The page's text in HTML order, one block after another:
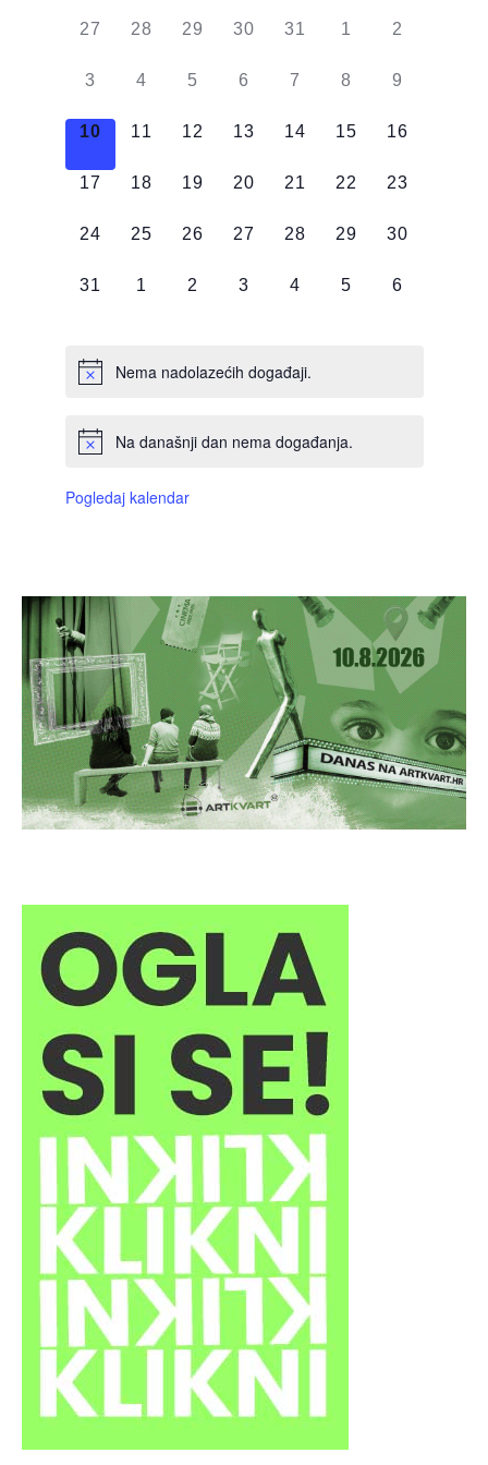
od
Događaji
0
27
0
28
0
29
0
30
0
31
0
1
0
2
0
3
0
4
0
5
0
6
0
7
0
8
0
9
0
10
0
11
0
12
0
13
0
14
0
15
0
16
0
17
0
18
0
19
0
20
0
21
0
22
0
23
0
24
0
25
0
26
0
27
0
28
0
29
0
30
0
31
0
1
0
2
0
3
0
4
0
5
0
6
Nema nadolazećih događaji.
Na današnji dan nema događanja.
Pogledaj kalendar